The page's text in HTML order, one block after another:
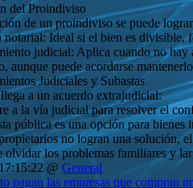
del Proindiviso
de un proindiviso se puede
notarial: Ideal si el bien es divisible,
judicial: Aplica cuando no
aunque puede acordarse
Judiciales y Subastas
a un acuerdo extrajudicial:
a la vía judicial para resolver el
pública es una opción para
no logran una solución,
olvidar los problemas familiares y
@General
pagan las empresas que compran